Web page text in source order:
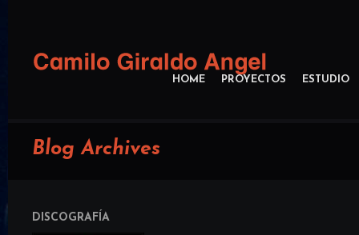
HOME PROYECTOS ESTUDIO
Blog Archives
DISCOGRAFÍA